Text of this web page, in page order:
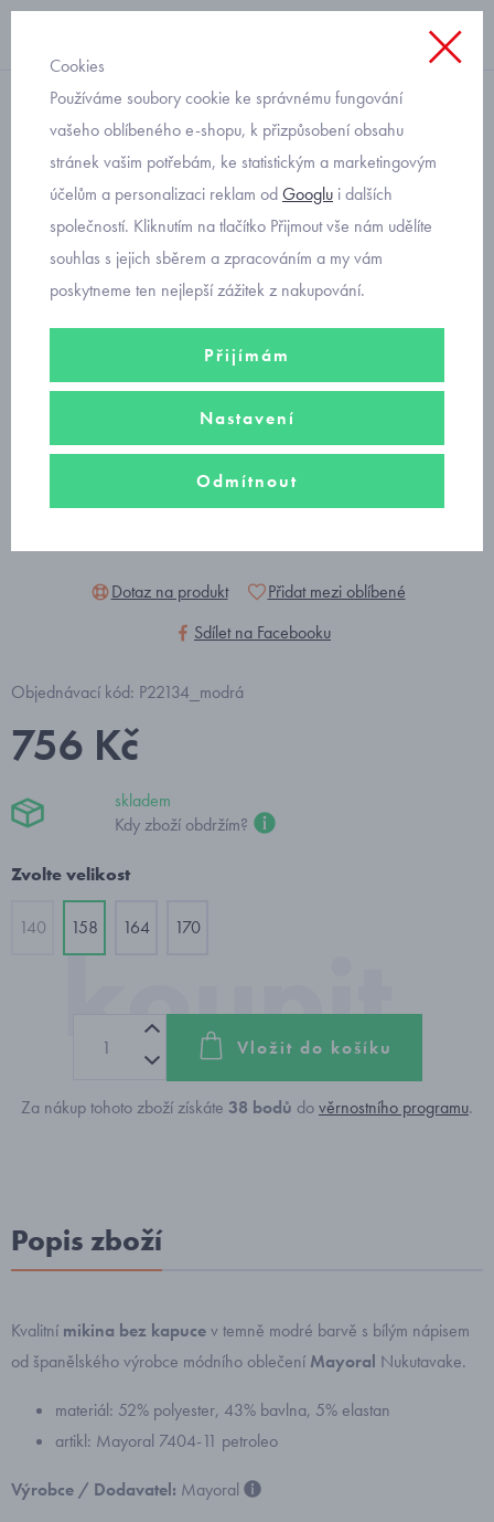
bez kapuce
mikina klokanka bez
kapuce Mayoral 7404
Dotaz na produkt
Přidat mezi oblíbené
Sdílet na Facebooku
Objednávací kód: P22134_modrá
756 Kč
skladem
Kdy zboží obdržím?
Zvolte velikost
140 158 164 170
Vložit do košíku
Za nákup tohoto zboží získáte 38 bodů dověrnostního programu.
Popis zboží
Kvalitní mikina bez kapucev temně modré barvě s bílým nápisem
od španělského výrobce módního oblečení Mayoral Nukutavake.
materiál: 52% polyester, 43% bavlna, 5% elastan
artikl: Mayoral 7404-11 petroleo
Výrobce / Dodavatel: Mayoral
Cookies
Používáme soubory cookie ke správnému fungování
vašeho oblíbeného e-shopu, k přizpůsobení obsahu
stránek vašim potřebám, ke statistickým a marketingovým
účelům a personalizaci reklam odGooglu i dalších
společností. Kliknutím na tlačítko Přijmout vše nám udělíte
souhlas s jejich sběrem a zpracováním a my vám
poskytneme ten nejlepší zážitek z nakupování.
Přijímám
Nastavení
Odmítnout